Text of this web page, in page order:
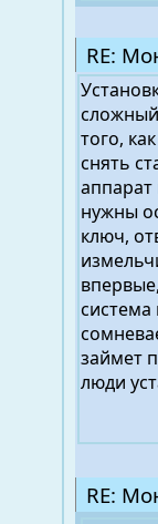
RE:
того,
снять
аппарат
нужны
ключ,
система
займет
люди
RE: